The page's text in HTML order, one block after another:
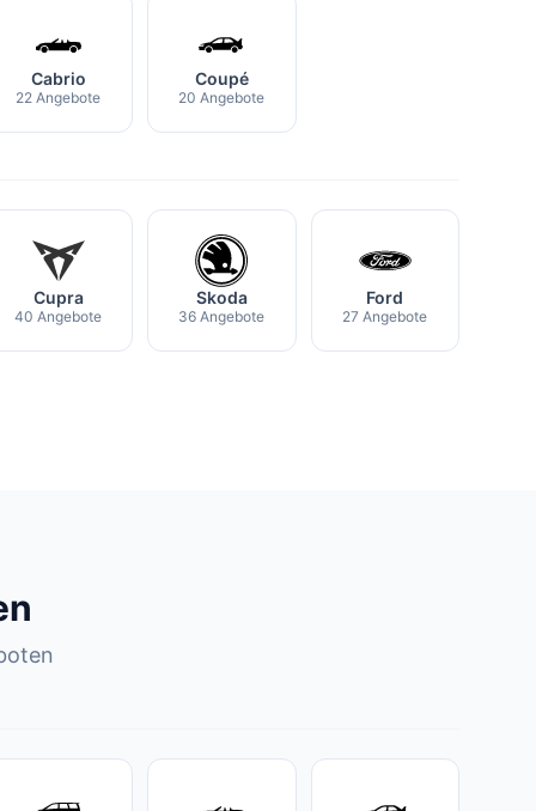
Cabrio
22 Angebote
Coupé
20 Angebote
Cupra
40 Angebote
Skoda
36 Angebote
Ford
27 Angebote